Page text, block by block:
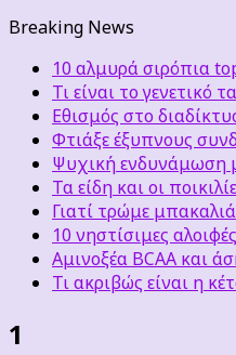
Breaking News
10 αλμυρά σιρόπια
Τι είναι το γενετικό
Εθισμός στο
Φτιάξε έξυπνους
Ψυχική ενδυνάμωση
Τα είδη και οι
Γιατί τρώμε
10 νηστίσιμες
Αμινοξέα BCAA και
Τι ακριβώς είναι η
1